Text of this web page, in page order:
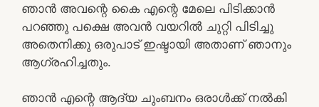
ഞാൻ അവന്റെ കൈ എന്റെ മേലെ പിടിക്കാൻ
പറഞ്ഞു പക്ഷെ അവൻ വയറിൽ ചുറ്റി പിടിച്ചു
അതെനിക്കു ഒരുപാട് ഇഷ്ടായി അതാണ് ഞാനും
ആഗ്രഹിച്ചതും.
ഞാൻ എന്റെ ആദ്യ ചുംബനം ഒരാൾക്ക് നൽകി